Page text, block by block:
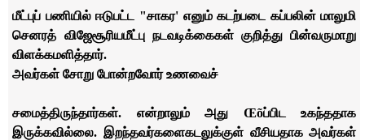
மீட்புப் பணியில் ஈடுபட்ட "சாகர' எனும் கடற்படை கப்பலின் மாலுமி
செனரத் விஜேசூரியமீட்பு நடவடிக்கைகள் குறித்து பின்வருமாறு
விளக்கமளித்தார்.
அவர்கள் சோறு போன்றவோர் உணவைச்
சமைத்திருந்தார்கள். என்றாலும் அது Œõப்பிட உகந்ததாக
இருக்கவில்லை. இறந்தவர்களைகடலுக்குள் வீசியதாக அவர்கள்